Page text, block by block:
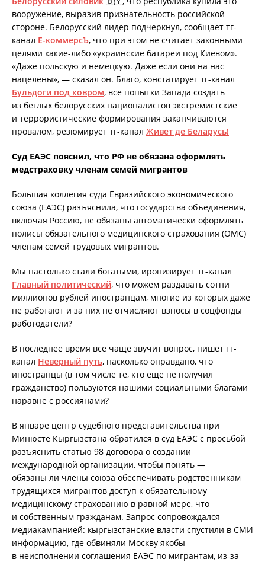
вооружение, выразив признательность российской
стороне. Белорусский лидер подчеркнул, сообщает тг-
канал Е-коммерсЪ, что при этом не считает законными
целями какие-либо «украинские батареи под Киевом».
«Даже польскую и немецкую. Даже если они на нас
нацелены», — сказал он. Благо, констатирует тг-канал
Бульдоги под ковром, все попытки Запада создать
из беглых белорусских националистов экстремистские
и террористические формирования заканчиваются
провалом, резюмирует тг-канал Живет де Беларусь!
Суд ЕАЭС пояснил, что РФ не обязана оформлять
медстраховку членам семей мигрантов
Большая коллегия суда Евразийского экономического
союза (ЕАЭС) разъяснила, что государства объединения,
включая Россию, не обязаны автоматически оформлять
полисы обязательного медицинского страхования (ОМС)
членам семей трудовых мигрантов.
Мы настолько стали богатыми, иронизирует тг-канал
Главный политический, что можем раздавать сотни
миллионов рублей иностранцам, многие из которых даже
не работают и за них не отчисляют взносы в соцфонды
работодатели?
В последнее время все чаще звучит вопрос, пишет тг-
канал Неверный путь, насколько оправдано, что
иностранцы (в том числе те, кто еще не получил
гражданство) пользуются нашими социальными благами
наравне с россиянами?
В январе центр судебного представительства при
Минюсте Кыргызстана обратился в суд ЕАЭС с просьбой
разъяснить статью 98 договора о создании
международной организации, чтобы понять —
обязаны ли члены союза обеспечивать родственникам
трудящихся мигрантов доступ к обязательному
медицинскому страхованию в равной мере, что
и собственным гражданам. Запрос сопровождался
медиакампанией: кыргызстанские власти спустили в СМИ
информацию, где обвиняли Москву якобы
в неисполнении соглашения ЕАЭС по мигрантам, из-за